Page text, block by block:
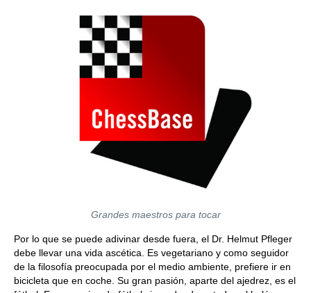
Grandes maestros para tocar
Por lo que se puede adivinar desde fuera, el Dr. Helmut Pfleger
debe llevar una vida ascética. Es vegetariano y como seguidor
de la filosofía preocupada por el medio ambiente, prefiere ir en
bicicleta que en coche. Su gran pasión, aparte del ajedrez, es el